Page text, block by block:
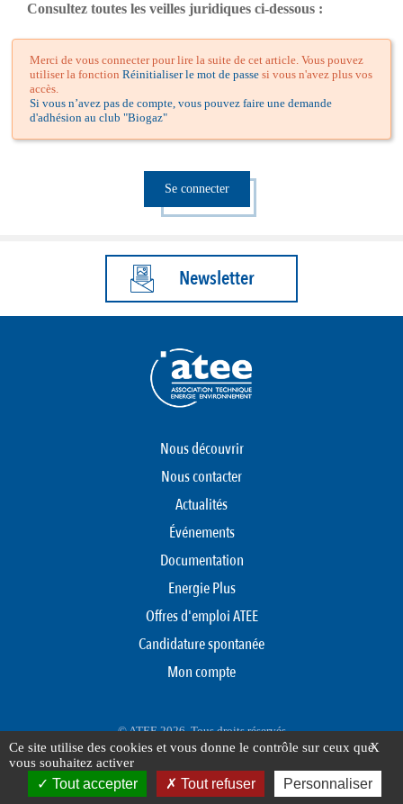
Consultez toutes les veilles juridiques ci-dessous :
Merci de vous connecter pour lire la suite de cet article. Vous pouvez
utiliser la fonction Réinitialiser le mot de passe si vous n'avez plus vos
accès.
Si vous n’avez pas de compte, vous pouvez faire une demande
d'adhésion au club "Biogaz"
Se connecter
Newsletter
Nous découvrir
Nous contacter
Actualités
Événements
Documentation
Energie Plus
Offres d'emploi ATEE
Candidature spontanée
Mon compte
© ATEE 2026. Tous droits réservés
FOOTER
Protection des données personnelles Plan du site
X
Ce site utilise des cookies et vous donne le contrôle sur ceux que
vous souhaitez activer
Tout accepter Tout refuser Personnaliser